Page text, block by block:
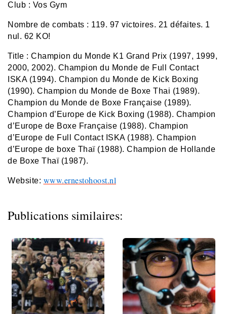
Club : Vos Gym
Nombre de combats : 119. 97 victoires. 21 défaites. 1
nul. 62 KO!
Title : Champion du Monde K1 Grand Prix (1997, 1999,
2000, 2002). Champion du Monde de Full Contact
ISKA (1994). Champion du Monde de Kick Boxing
(1990). Champion du Monde de Boxe Thai (1989).
Champion du Monde de Boxe Française (1989).
Champion d’Europe de Kick Boxing (1988). Champion
d’Europe de Boxe Française (1988). Champion
d’Europe de Full Contact ISKA (1988). Champion
d’Europe de boxe Thaï (1988). Champion de Hollande
de Boxe Thaï (1987).
Website: www.ernestohoost.nl
Publications similaires: